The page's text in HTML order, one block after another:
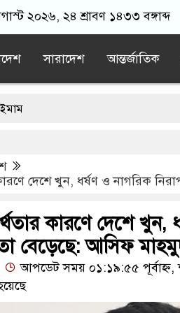
২০২৬, ২৪ শ্রাবণ ১৪৩৩ বঙ্গাব্দ
সারাদেশ আন্তর্জাতিক
জমি উপহার পেলেন মোহাম্মদ সালাহ
প্রথম বেইমানি করেছেন জামায়াতে
দেশে খুন, ধর্ষণ ও নাগরিক
কারণে দেশে খুন,
বেড়েছে: আসিফ
আপডেট সময় ০১:১৯:৫৫ পূর্বাহ্ন,